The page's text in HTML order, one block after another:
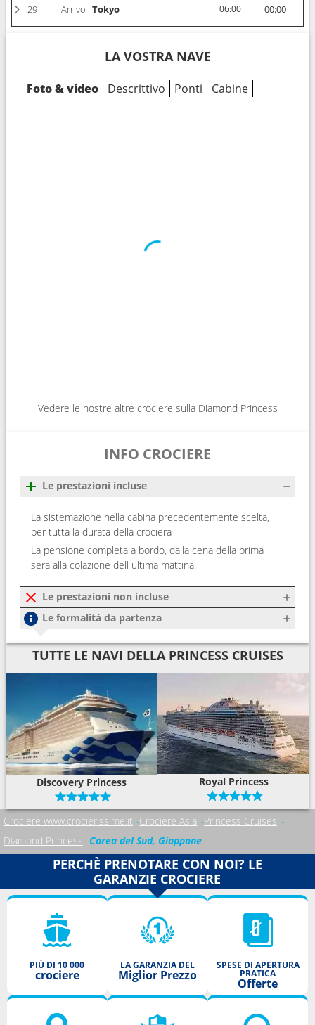
29 Arrivo :Tokyo 06:00 00:00
LA VOSTRA NAVE
Foto & video Descrittivo Ponti Cabine
Vedere le nostre altre crociere sulla Diamond Princess
INFO CROCIERE
Le prestazioni incluse
La sistemazione nella cabina precedentemente scelta,
per tutta la durata della crociera
La pensione completa a bordo, dalla cena della prima
sera alla colazione dell ultima mattina.
Le prestazioni non incluse
Le formalità da partenza
TUTTE LE NAVI DELLA PRINCESS CRUISES
Discovery Princess Royal Princess
Crociere www.crocierissime.it Crociere Asia Princess Cruises
Diamond Princess Corea del Sud, Giappone
PERCHÈ PRENOTARE CON NOI? LE
GARANZIE CROCIERE
PIÙ DI 10 000
crociere
LA GARANZIA DEL
Miglior Prezzo
SPESE DI APERTURA
PRATICA
Offerte